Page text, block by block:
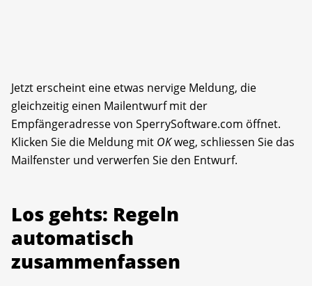
Jetzt erscheint eine etwas nervige Meldung, die
gleichzeitig einen Mailentwurf mit der
Empfängeradresse von SperrySoftware.com öffnet.
Klicken Sie die Meldung mit OKweg, schliessen Sie das
Mailfenster und verwerfen Sie den Entwurf.
Los gehts: Regeln
automatisch
zusammenfassen